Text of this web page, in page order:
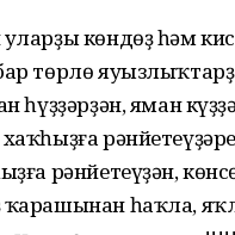
көндөҙ һәм
төрлө
һүҙҙәрҙән, яман
рәнйетеүҙән,
ҡарашынан һаҡла,